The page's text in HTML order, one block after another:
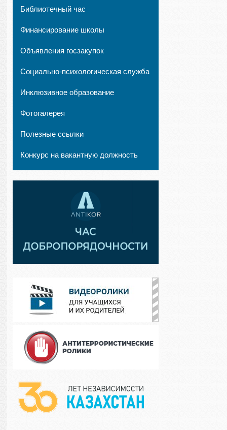
Библиотечный час
Финансирование школы
Объявления госзакупок
Социально-психологическая служба
Инклюзивное образование
Фотогалерея
Полезные ссылки
Конкурс на вакантную должность